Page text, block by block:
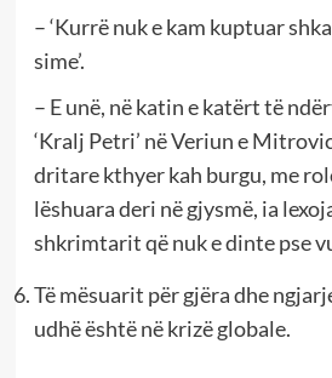
– ‘Kurrë nuk e kam kuptuar
sime’.
– E unë, në katin e katërt të
‘Kralj Petri’ në Veriun e
dritare kthyer kah burgu, me
lëshuara deri në gjysmë, ia
shkrimtarit që nuk e dinte pse
Të mësuarit për gjëra dhe
udhë është në krizë globale.